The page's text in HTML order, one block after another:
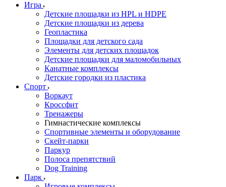
Игра
Детские площадки из HPL и HDPE
Детские площадки из дерева
Геопластика
Площадки для детского сада
Элементы для детских площадок
Детские площадки для маломобильных
Канатные комплексы
Детские городки из пластика
Спорт
Воркаут
Кроссфит
Тренажеры
Гимнастические комплексы
Спортивные элементы и оборудование
Скейт-парки
Паркур
Полоса препятствий
Dog Training
Парк